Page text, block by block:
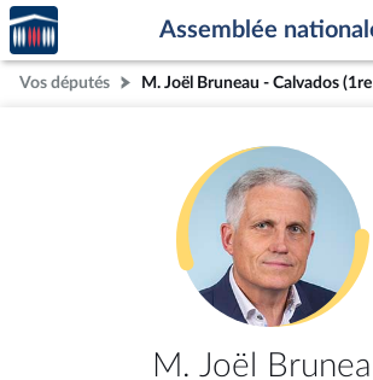
Aller au contenu
Aller en bas de la page
Accèder
à la
page
d'accueil
Assemblée
Vos députés
M. Joël